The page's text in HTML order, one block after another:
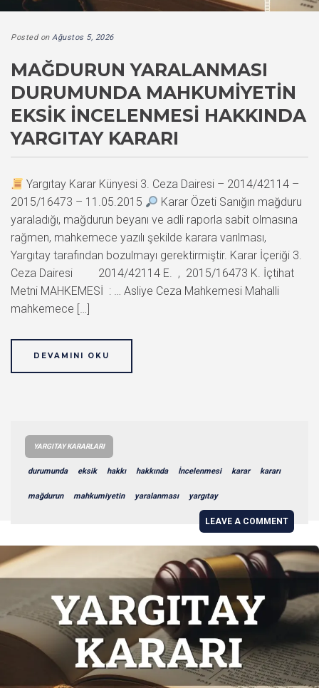
Posted on Ağustos 5, 2026
MAĞDURUN YARALANMASI
DURUMUNDA MAHKUMIYETIN
EKSIK İNCELENMESI HAKKINDA
YARGITAY KARARI
Yargıtay Karar Künyesi 3. Ceza Dairesi – 2014/42114 –
2015/16473 – 11.05.2015
Karar Özeti Sanığın mağduru
yaraladığı, mağdurun beyanı ve adli raporla sabit olmasına
rağmen, mahkemece yazılı şekilde karara varılması,
Yargıtay tarafından bozulmayı gerektirmiştir. Karar İçeriği 3.
Ceza Dairesi 2014/42114 E. , 2015/16473 K. İçtihat
Metni MAHKEMESİ : … Asliye Ceza Mahkemesi Mahalli
mahkemece […]
DEVAMINI OKU
YARGITAY KARARLARI
durumunda eksik hakkı hakkında İncelenmesi karar kararı
mağdurun mahkumiyetin yaralanması yargıtay
LEAVE A COMMENT